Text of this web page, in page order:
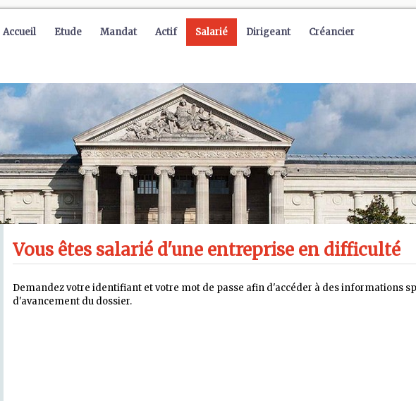
Accueil Etude Mandat Actif Salarié Dirigeant Créancier
Vous êtes salarié d'une entreprise en difficulté
Demandez votre identifiant et votre mot de passe afin d'accéder à des informations
d'avancement du dossier.